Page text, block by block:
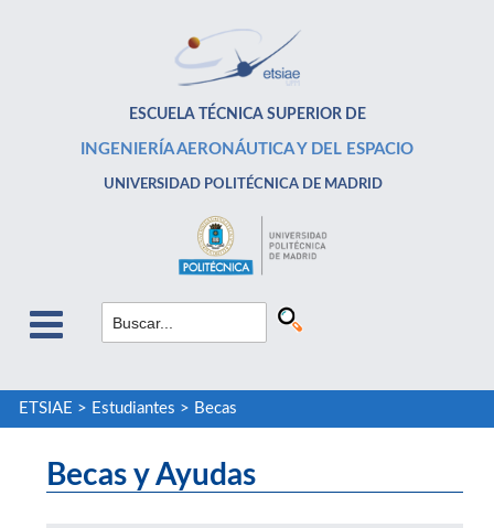
ESCUELA TÉCNICA SUPERIOR DE
INGENIERÍA AERONÁUTICA Y DEL ESPACIO
UNIVERSIDAD POLITÉCNICA DE MADRID
ETSIAE > Estudiantes > Becas
Becas y Ayudas